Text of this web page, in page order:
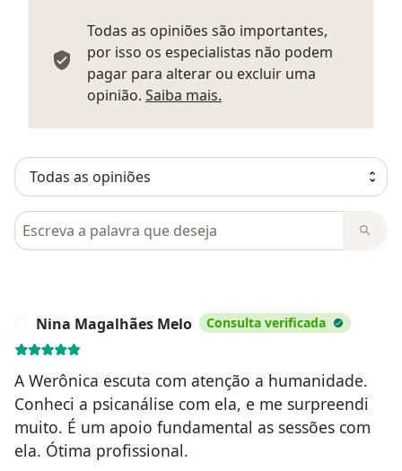
Todas as opiniões são importantes,
por isso os especialistas não podem
pagar para alterar ou excluir uma
opinião. Saiba mais.
Pesquisar em opiniões
Nina Magalhães Melo Consulta verificada
A Werônica escuta com atenção a humanidade.
Conheci a psicanálise com ela, e me surpreendi
muito. É um apoio fundamental as sessões com
ela. Ótima profissional.